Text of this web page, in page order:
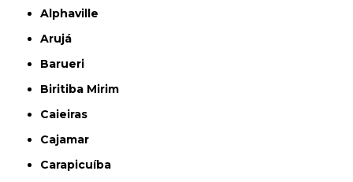
Alphaville
Arujá
Barueri
Biritiba Mirim
Caieiras
Cajamar
Carapicuíba